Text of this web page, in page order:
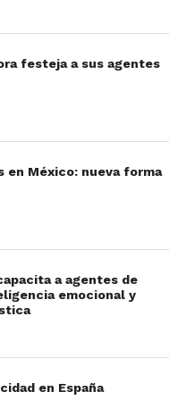
en Monterrey para
nuestro país y el
la naturaleza, hacer
un gran día con tus
amantes de los
festeja a sus agentes
en México: nueva forma
a agentes de
emocional y
en España